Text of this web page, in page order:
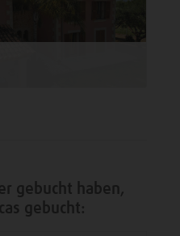
gebucht haben,
gebucht: